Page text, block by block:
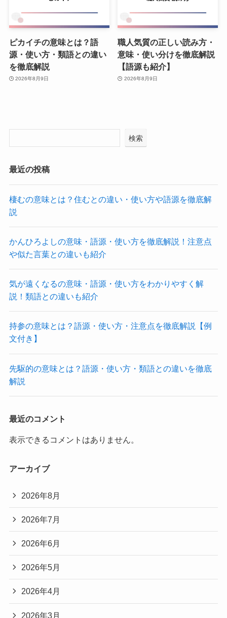
ピカイチの意味とは？語
源・使い方・類語との違い
を徹底解説
2026年8月9日
職人気質の正しい読み方・
意味・使い分けを徹底解説
【語源も紹介】
2026年8月9日
検索
最近の投稿
棲むの意味とは？住むとの違い・使い方や語源を徹底解
説
かんひろよしの意味・語源・使い方を徹底解説！注意点
や似た言葉との違いも紹介
気が遠くなるの意味・語源・使い方をわかりやすく解
説！類語との違いも紹介
持参の意味とは？語源・使い方・注意点を徹底解説【例
文付き】
先駆的の意味とは？語源・使い方・類語との違いを徹底
解説
最近のコメント
表示できるコメントはありません。
アーカイブ
2026年8月
2026年7月
2026年6月
2026年5月
2026年4月
2026年3月